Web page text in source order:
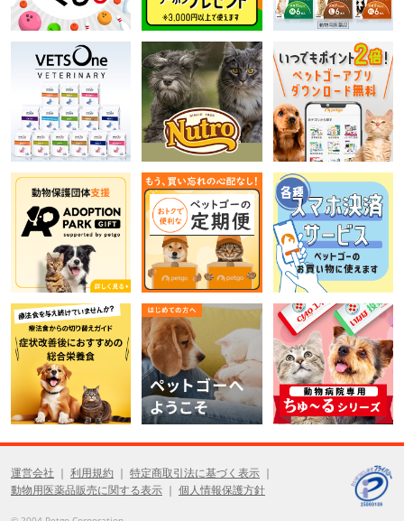
運営会社 利用規約
特定商取引法に基づく表示
動物用医薬品販売に関する表示
個人情報保護方針